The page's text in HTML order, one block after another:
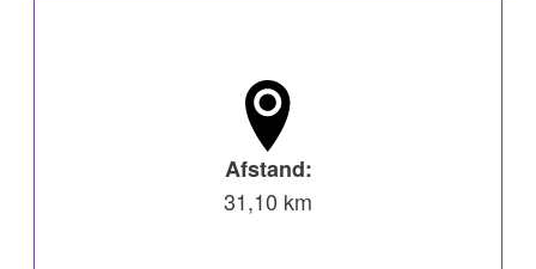
Afstand:
31,10 km